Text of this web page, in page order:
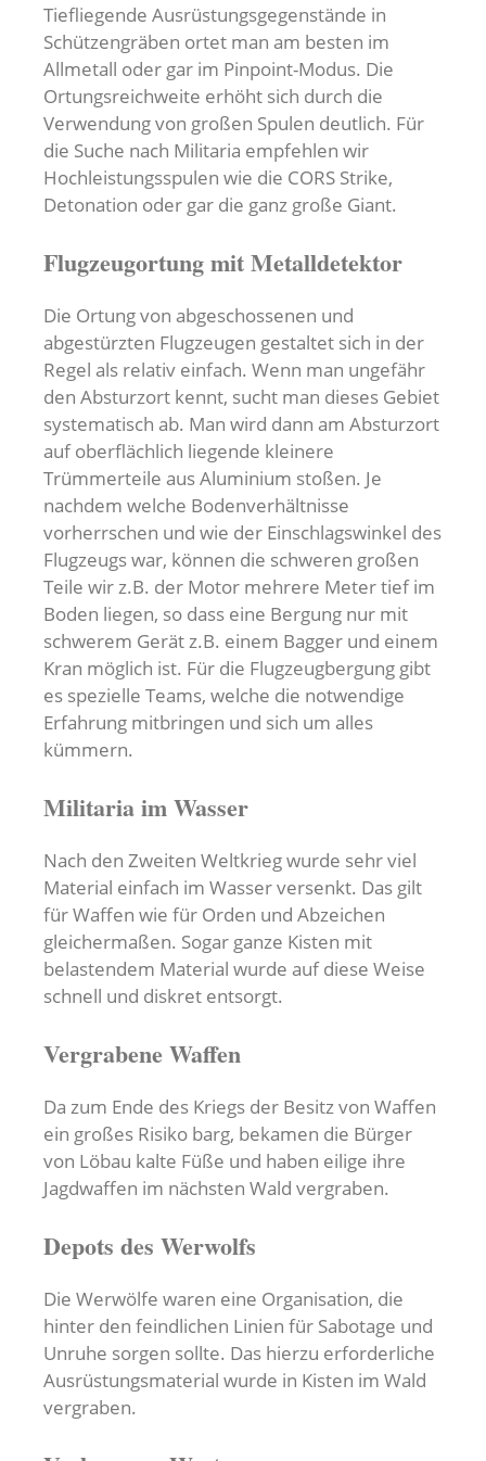
Tiefliegende Ausrüstungsgegenstände in
Schützengräben ortet man am besten im
Allmetall oder gar im Pinpoint-Modus. Die
Ortungsreichweite erhöht sich durch die
Verwendung von großen Spulen deutlich. Für
die Suche nach Militaria empfehlen wir
Hochleistungsspulen wie die CORS Strike,
Detonation oder gar die ganz große Giant.
Flugzeugortung mit Metalldetektor
Die Ortung von abgeschossenen und
abgestürzten Flugzeugen gestaltet sich in der
Regel als relativ einfach. Wenn man ungefähr
den Absturzort kennt, sucht man dieses Gebiet
systematisch ab. Man wird dann am Absturzort
auf oberflächlich liegende kleinere
Trümmerteile aus Aluminium stoßen. Je
nachdem welche Bodenverhältnisse
vorherrschen und wie der Einschlagswinkel des
Flugzeugs war, können die schweren großen
Teile wir z.B. der Motor mehrere Meter tief im
Boden liegen, so dass eine Bergung nur mit
schwerem Gerät z.B. einem Bagger und einem
Kran möglich ist. Für die Flugzeugbergung gibt
es spezielle Teams, welche die notwendige
Erfahrung mitbringen und sich um alles
kümmern.
Militaria im Wasser
Nach den Zweiten Weltkrieg wurde sehr viel
Material einfach im Wasser versenkt. Das gilt
für Waffen wie für Orden und Abzeichen
gleichermaßen. Sogar ganze Kisten mit
belastendem Material wurde auf diese Weise
schnell und diskret entsorgt.
Vergrabene Waffen
Da zum Ende des Kriegs der Besitz von Waffen
ein großes Risiko barg, bekamen die Bürger
von Löbau kalte Füße und haben eilige ihre
Jagdwaffen im nächsten Wald vergraben.
Depots des Werwolfs
Die Werwölfe waren eine Organisation, die
hinter den feindlichen Linien für Sabotage und
Unruhe sorgen sollte. Das hierzu erforderliche
Ausrüstungsmaterial wurde in Kisten im Wald
vergraben.